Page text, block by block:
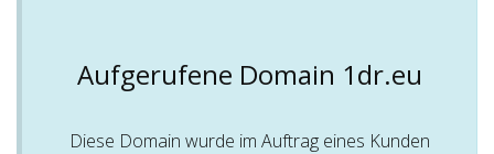
Aufgerufene Domain 1dr.eu
Diese Domain wurde im Auftrag eines Kunden